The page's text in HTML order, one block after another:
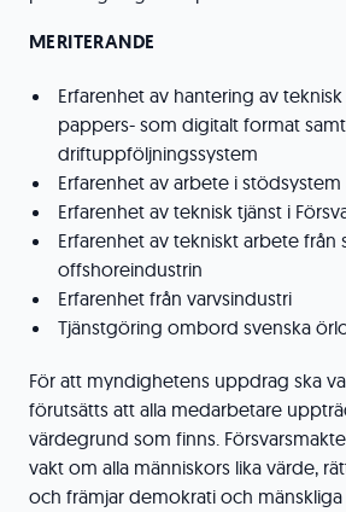
MERITERANDE
Erfarenhet av hantering av
pappers- som digitalt format
driftuppföljningssystem
Erfarenhet av arbete i stödsystem
Erfarenhet av teknisk tjänst i
Erfarenhet av tekniskt arbete från
offshoreindustrin
Erfarenhet från varvsindustri
Tjänstgöring ombord svenska
För att myndighetens uppdrag ska
förutsätts att alla medarbetare
värdegrund som finns.
vakt om alla människors lika värde,
och främjar demokrati och